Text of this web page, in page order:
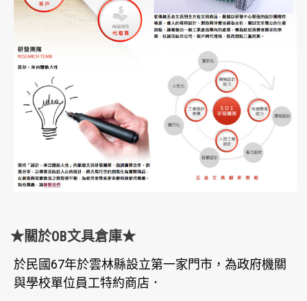
★關於OB文具倉庫★
於民國67年於雲林縣設立第一家門市，為政府機關
與學校單位員工特約商店．